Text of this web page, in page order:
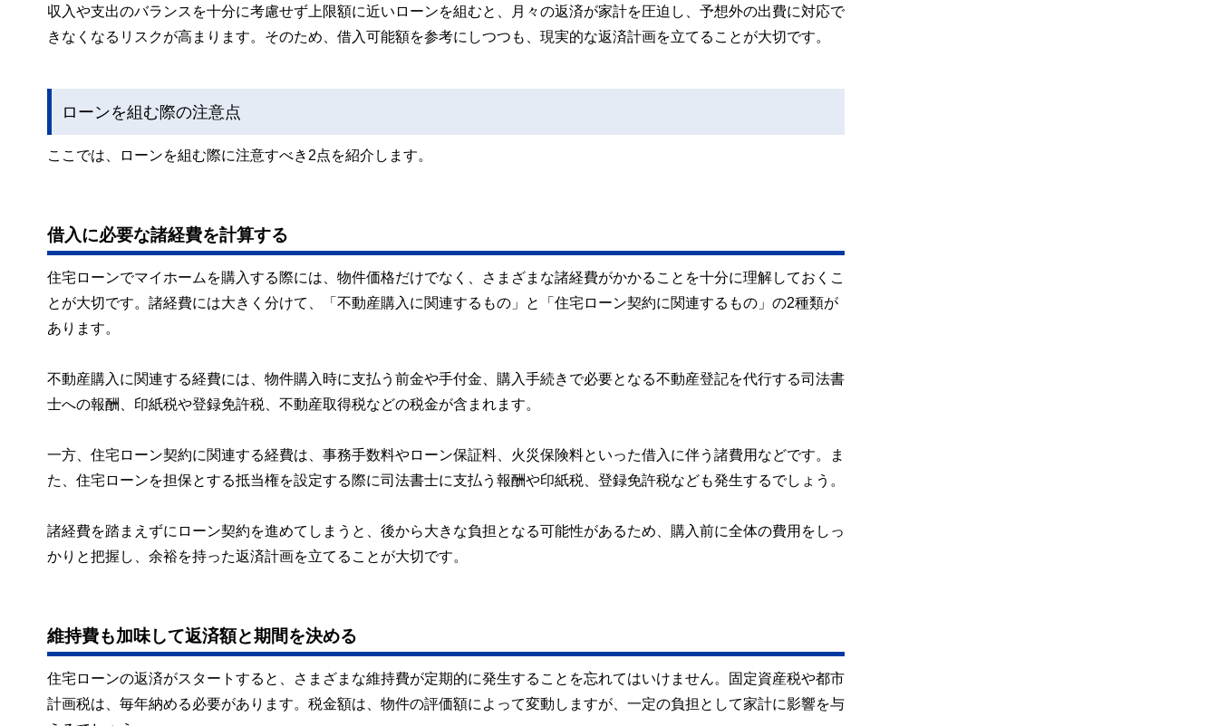
収入や支出のバランスを十分に考慮せず上限額に近いローンを組むと、月々の返済が家計を圧迫し、予想外の出費に対応で
きなくなるリスクが高まります。そのため、借入可能額を参考にしつつも、現実的な返済計画を立てることが大切です。
ローンを組む際の注意点
ここでは、ローンを組む際に注意すべき2点を紹介します。
借入に必要な諸経費を計算する
住宅ローンでマイホームを購入する際には、物件価格だけでなく、さまざまな諸経費がかかることを十分に理解しておくこ
とが大切です。諸経費には大きく分けて、「不動産購入に関連するもの」と「住宅ローン契約に関連するもの」の2種類が
あります。
不動産購入に関連する経費には、物件購入時に支払う前金や手付金、購入手続きで必要となる不動産登記を代行する司法書
士への報酬、印紙税や登録免許税、不動産取得税などの税金が含まれます。
一方、住宅ローン契約に関連する経費は、事務手数料やローン保証料、火災保険料といった借入に伴う諸費用などです。ま
た、住宅ローンを担保とする抵当権を設定する際に司法書士に支払う報酬や印紙税、登録免許税なども発生するでしょう。
諸経費を踏まえずにローン契約を進めてしまうと、後から大きな負担となる可能性があるため、購入前に全体の費用をしっ
かりと把握し、余裕を持った返済計画を立てることが大切です。
維持費も加味して返済額と期間を決める
住宅ローンの返済がスタートすると、さまざまな維持費が定期的に発生することを忘れてはいけません。固定資産税や都市
計画税は、毎年納める必要があります。税金額は、物件の評価額によって変動しますが、一定の負担として家計に影響を与